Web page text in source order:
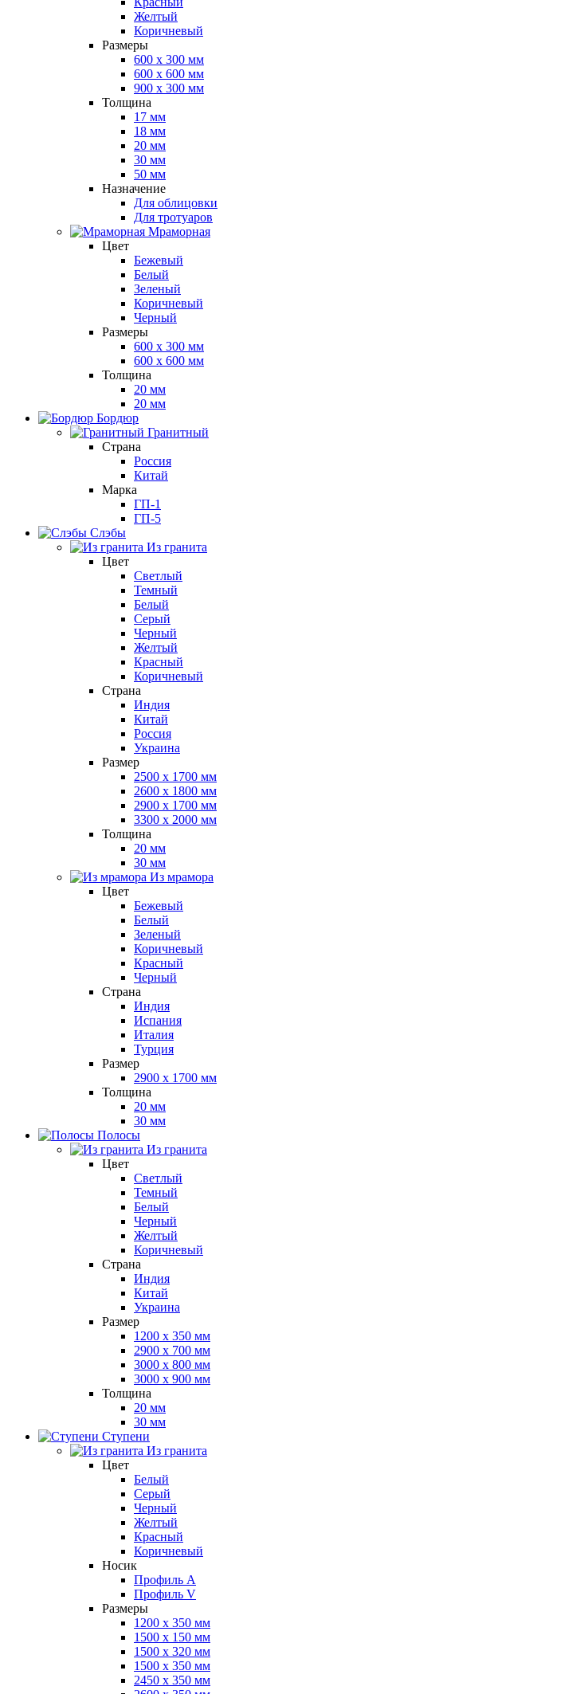
Желтый
Коричневый
Размеры
600 х 300 мм
600 х 600 мм
900 x 300 мм
Толщина
17 мм
18 мм
20 мм
30 мм
50 мм
Назначение
Для облицовки
Для тротуаров
Мраморная
Цвет
Бежевый
Белый
Зеленый
Коричневый
Черный
Размеры
600 х 300 мм
600 х 600 мм
Толщина
20 мм
20 мм
Бордюр
Гранитный
Страна
Россия
Китай
Марка
ГП-1
ГП-5
Слэбы
Из гранита
Цвет
Светлый
Темный
Белый
Серый
Черный
Желтый
Красный
Коричневый
Страна
Индия
Китай
Россия
Украина
Размер
2500 x 1700 мм
2600 x 1800 мм
2900 x 1700 мм
3300 x 2000 мм
Толщина
20 мм
30 мм
Из мрамора
Цвет
Бежевый
Белый
Зеленый
Коричневый
Красный
Черный
Страна
Индия
Испания
Италия
Турция
Размер
2900 x 1700 мм
Толщина
20 мм
30 мм
Полосы
Из гранита
Цвет
Светлый
Темный
Белый
Черный
Желтый
Коричневый
Страна
Индия
Китай
Украина
Размер
1200 x 350 мм
2900 x 700 мм
3000 x 800 мм
3000 x 900 мм
Толщина
20 мм
30 мм
Ступени
Из гранита
Цвет
Белый
Серый
Черный
Желтый
Красный
Коричневый
Носик
Профиль A
Профиль V
Размеры
1200 x 350 мм
1500 x 150 мм
1500 x 320 мм
1500 x 350 мм
2450 x 350 мм